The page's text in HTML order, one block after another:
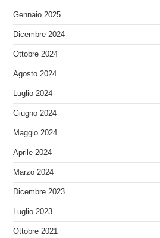
Gennaio 2025
Dicembre 2024
Ottobre 2024
Agosto 2024
Luglio 2024
Giugno 2024
Maggio 2024
Aprile 2024
Marzo 2024
Dicembre 2023
Luglio 2023
Ottobre 2021